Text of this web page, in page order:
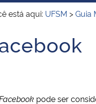
de Governo
está aqui: UFSM >Guia
do conteúdo
pode ser